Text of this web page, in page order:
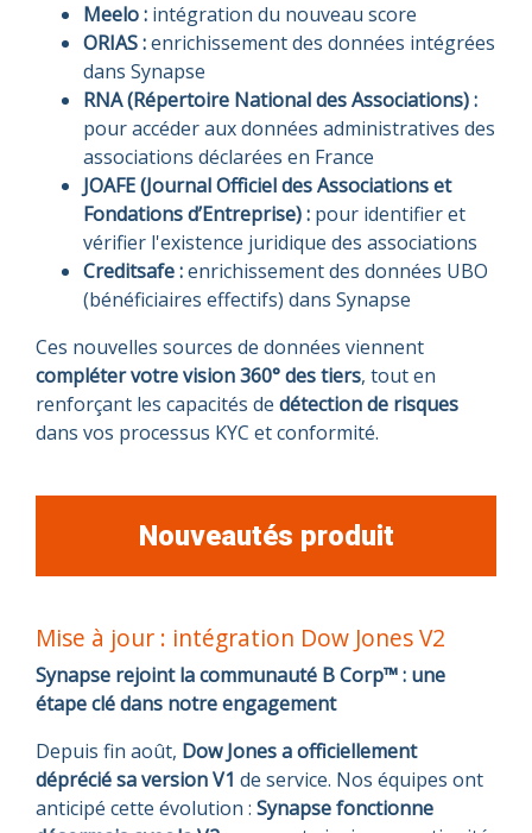
Meelo : intégration du nouveau score
ORIAS :enrichissement des données intégrées
dans Synapse
RNA (Répertoire National des Associations) :
pour accéder aux données administratives des
associations déclarées en France
JOAFE (Journal Officiel des Associations et
Fondations d’Entreprise) : pour identifier et
vérifier l'existence juridique des associations
Creditsafe :enrichissement des données UBO
(bénéficiaires effectifs) dans Synapse
Ces nouvelles sources de données viennent
compléter votre vision 360° des tiers, tout en
renforçant les capacités de détection de risques
dans vos processus KYC et conformité.
Nouveautés produit
Mise à jour : intégration Dow Jones V2
Synapse rejoint la communauté B Corp™ : une
étape clé dans notre engagement
Depuis fin août, Dow Jones a officiellement
déprécié sa version V1 de service. Nos équipes ont
anticipé cette évolution : Synapse fonctionne